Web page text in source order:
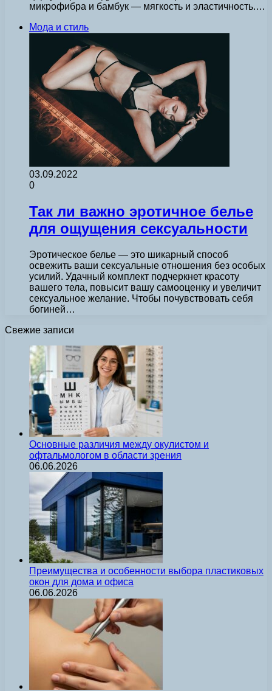
микрофибра и бамбук — мягкость и эластичность.…
Мода и стиль
03.09.2022
0
Так ли важно эротичное белье
для ощущения сексуальности
Эротическое белье — это шикарный способ
освежить ваши сексуальные отношения без особых
усилий. Удачный комплект подчеркнет красоту
вашего тела, повысит вашу самооценку и увеличит
сексуальное желание. Чтобы почувствовать себя
богиней…
Свежие записи
Основные различия между окулистом и
офтальмологом в области зрения
06.06.2026
Преимущества и особенности выбора пластиковых
окон для дома и офиса
06.06.2026